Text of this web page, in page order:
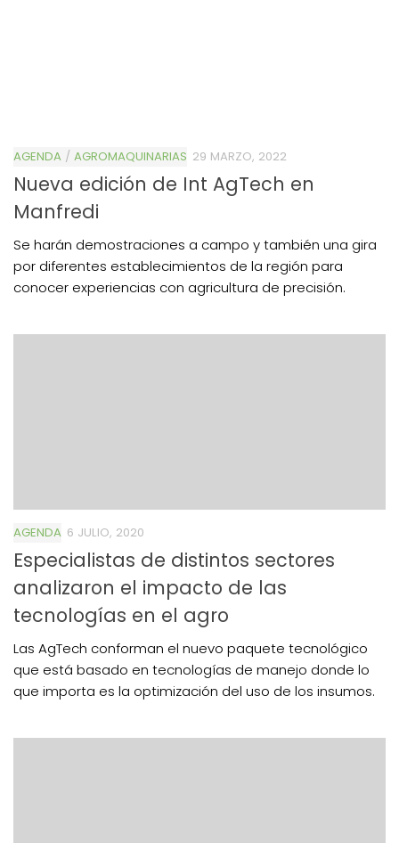
AGENDA / AGROMAQUINARIAS 29 MARZO, 2022
Nueva edición de Int AgTech en
Manfredi
Se harán demostraciones a campo y también una gira
por diferentes establecimientos de la región para
conocer experiencias con agricultura de precisión.
AGENDA 6 JULIO, 2020
Especialistas de distintos sectores
analizaron el impacto de las
tecnologías en el agro
Las AgTech conforman el nuevo paquete tecnológico
que está basado en tecnologías de manejo donde lo
que importa es la optimización del uso de los insumos.